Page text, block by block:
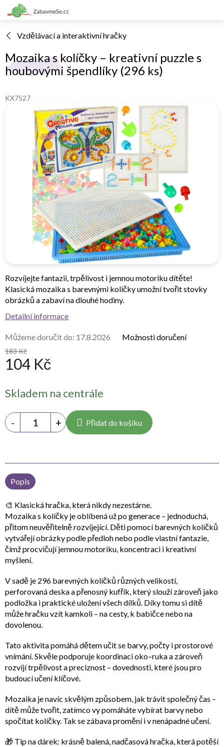
Přejít
na
Vzdělávací a interaktivní hračky
Mozaika s kolíčky – kreativní puzzle s
houbovými špendlíky (296 ks)
KX7527
183 Kč
104 Kč
cena:
Skladem na centrále
Můžeme doručit do: 17.8.2026 Možnosti doručení
Přidat do košíku
Rozvíjejte fantazii, trpělivost i jemnou motoriku dítěte!
Klasická mozaika s barevnými kolíčky umožní tvořit stovky
obrázků a zabaví na dlouhé hodiny.
Detailní informace
Popis
🎨 Klasická hračka, která nikdy nezestárne.
Mozaika s kolíčky je oblíbená už po generace – jednoduchá,
přitom neuvěřitelně rozvíjející. Děti pomocí barevných kolíčků
vytvářejí obrázky podle předloh nebo podle vlastní fantazie,
čímž procvičujíjemnou motoriku, koncentraci i kreativní
myšlení.
V sadě je 296 barevných kolíčků různých velikostí,
perforovaná deska a přenosný kufřík, který slouží zároveň jako
podložka i praktické uložení všech dílků. Díky tomu si dítě
může hračku vzít kamkoli – na cesty, k babičce nebo na
dovolenou.
Tato aktivita pomáhá dětem učit se barvy, počty i prostorové
vnímání. Skvěle podporuje koordinaci oko–rukaa zároveň
rozvíjítrpělivost a preciznost – dovednosti, které jsou pro
budoucí učení klíčové.
Mozaika je navíc skvělým způsobem, jak trávit společný čas –
dítě může tvořit, zatímco vy pomáháte vybírat barvy nebo
spočítat kolíčky. Tak se zábava promění i v nenápadné učení.
🎁 Tip na dárek: krásně balená, nadčasová hračka, která potěší